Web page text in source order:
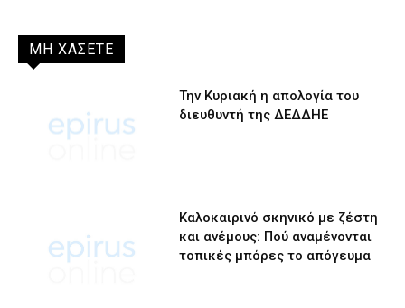
ΜΗ ΧΑΣΕΤΕ
Την Κυριακή η απολογία του
διευθυντή της ΔΕΔΔΗΕ
Καλοκαιρινό σκηνικό με ζέστη
και ανέμους: Πού αναμένονται
τοπικές μπόρες το απόγευμα